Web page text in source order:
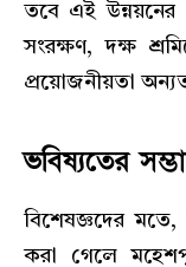
তবে এই উন্নয়নের
সংরক্ষণ, দক্ষ
প্রয়োজনীয়তা
ভবিষ্যতের
বিশেষজ্ঞদের
করা গেলে